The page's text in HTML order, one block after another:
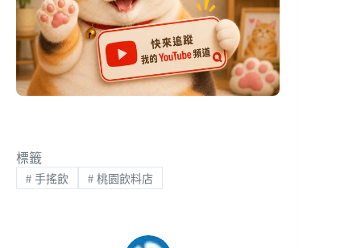
標籤
#手搖飲 #桃園飲料店